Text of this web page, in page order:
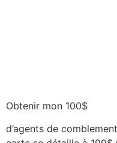
Obtenir mon 100$
d’agents de